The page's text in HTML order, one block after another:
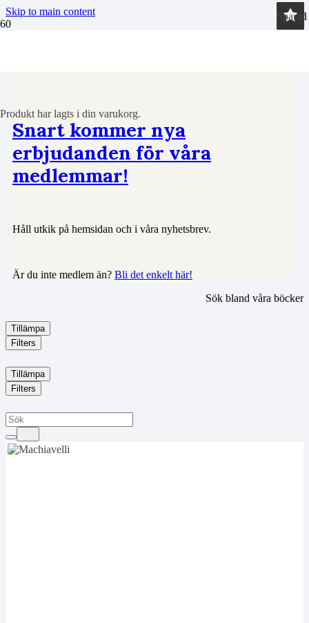
Skip to main content
Produkt har lagts i din varukorg.
Snart kommer nya
erbjudanden för våra
medlemmar!
Håll utkik på hemsidan och i våra nyhetsbrev.
Är du inte medlem än? Bli det enkelt här!
Sök bland våra böcker
Tillämpa
Filters
Tillämpa
Filters
Sparad
Sparad
Sparad
Sparad
Sparad
Sparad
Sparad
Sparad
Sparad
Sparad
Sparad
Sparad
Sparad
Sparad
Sparad